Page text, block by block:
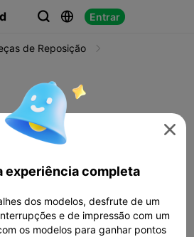
  Entrar
de Reposição

experiência completa
dos modelos, desfrute de um
e de impressão com um
os modelos para ganhar pontos